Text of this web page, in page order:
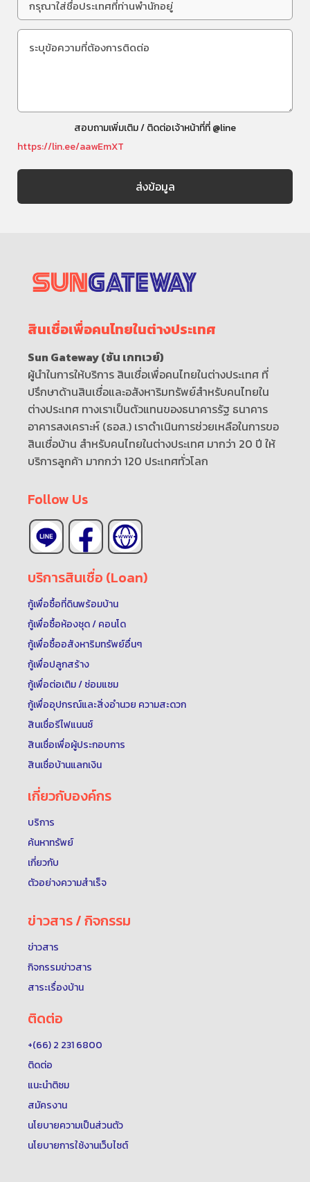
สอบถามเพิ่มเติม / ติดต่อเจ้าหน้าที่ที่ @line
https://lin.ee/aawEmXT
สินเชื่อเพื่อคนไทยในต่างประเทศ
Sun Gateway (ซัน เกทเวย์)
ผู้นำในการให้บริการ สินเชื่อเพื่อคนไทยในต่างประเทศ ที่
ปรึกษาด้านสินเชื่อและอสังหาริมทรัพย์สำหรับคนไทยใน
ต่างประเทศ ทางเราเป็นตัวแทนของธนาคารรัฐ ธนาคาร
อาคารสงเคราะห์ (ธอส.) เราดำเนินการช่วยเหลือในการขอ
สินเชื่อบ้าน สำหรับคนไทยในต่างประเทศ มากว่า 20 ปี ให้
บริการลูกค้า มากกว่า 120 ประเทศทั่วโลก
Follow Us
บริการสินเชื่อ (Loan)
กู้เพื่อซื้อที่ดินพร้อมบ้าน
กู้เพื่อซื้อห้องชุด / คอนโด
กู้เพื่อซื้ออสังหาริมทรัพย์อื่นๆ
กู้เพื่อปลูกสร้าง
กู้เพื่อต่อเติม / ซ่อมแซม
กู้เพื่ออุปกรณ์และสิ่งอำนวย ความสะดวก
สินเชื่อรีไฟแนนซ์
สินเชื่อเพื่อผู้ประกอบการ
สินเชื่อบ้านแลกเงิน
เกี่ยวกับองค์กร
บริการ
ค้นหาทรัพย์
เกี่ยวกับ
ตัวอย่างความสำเร็จ
ข่าวสาร / กิจกรรม
ข่าวสาร
กิจกรรมข่าวสาร
สาระเรื่องบ้าน
ติดต่อ
+(66) 2 231 6800
ติดต่อ
แนะนำติชม
สมัครงาน
นโยบายความเป็นส่วนตัว
นโยบายการใช้งานเว็บไซต์